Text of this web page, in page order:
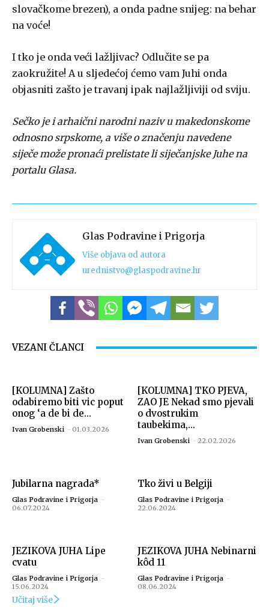
slovačkome brezen), a onda padne snijeg: na behar
na voće!
I tko je onda veći lažljivac? Odlučite se pa
zaokružite! A u sljedećoj ćemo vam Juhi onda
objasniti zašto je travanj ipak najlažljiviji od sviju.
Sečko je i arhaični narodni naziv u makedonskome
odnosno srpskome, a više o značenju navedene
siječe može pronaći prelistate li siječanjske Juhe na
portalu Glasa.
Glas Podravine i Prigorja
Više objava od autora
urednistvo@glaspodravine.hr
VEZANI ČLANCI
[KOLUMNA] Zašto
odabiremo biti vic poput
onog ‘a de bi de...
Ivan Grobenski - 01.03.2026
[KOLUMNA] TKO PJEVA,
ZAO JE Nekad smo pjevali
o dvostrukim
taubekima,...
Ivan Grobenski - 22.02.2026
Jubilarna nagrada*
Glas Podravine i Prigorja -
06.07.2024
Tko živi u Belgiji
Glas Podravine i Prigorja -
22.06.2024
JEZIKOVA JUHA Lipe
cvatu
Glas Podravine i Prigorja -
15.06.2024
JEZIKOVA JUHA Nebinarni
kôd 11
Glas Podravine i Prigorja -
08.06.2024
Učitaj više